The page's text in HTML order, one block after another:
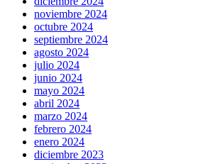
noviembre 2024
octubre 2024
septiembre 2024
agosto 2024
julio 2024
junio 2024
mayo 2024
abril 2024
marzo 2024
febrero 2024
enero 2024
diciembre 2023